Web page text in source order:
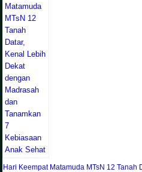
Hari Keempat Matamuda MTsN 12 Tanah